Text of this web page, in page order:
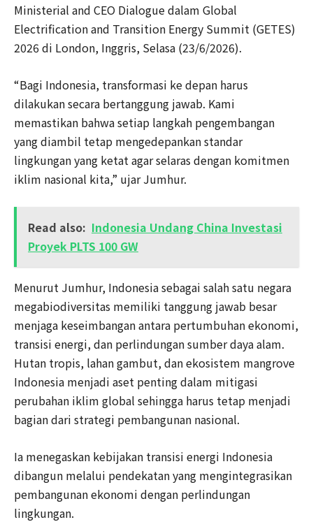
Ministerial and CEO Dialogue dalam Global
Electrification and Transition Energy Summit (GETES)
2026 di London, Inggris, Selasa (23/6/2026).
“Bagi Indonesia, transformasi ke depan harus
dilakukan secara bertanggung jawab. Kami
memastikan bahwa setiap langkah pengembangan
yang diambil tetap mengedepankan standar
lingkungan yang ketat agar selaras dengan komitmen
iklim nasional kita,” ujar Jumhur.
Read also: Indonesia Undang China Investasi
Proyek PLTS 100 GW
Menurut Jumhur, Indonesia sebagai salah satu negara
megabiodiversitas memiliki tanggung jawab besar
menjaga keseimbangan antara pertumbuhan ekonomi,
transisi energi, dan perlindungan sumber daya alam.
Hutan tropis, lahan gambut, dan ekosistem mangrove
Indonesia menjadi aset penting dalam mitigasi
perubahan iklim global sehingga harus tetap menjadi
bagian dari strategi pembangunan nasional.
Ia menegaskan kebijakan transisi energi Indonesia
dibangun melalui pendekatan yang mengintegrasikan
pembangunan ekonomi dengan perlindungan
lingkungan.